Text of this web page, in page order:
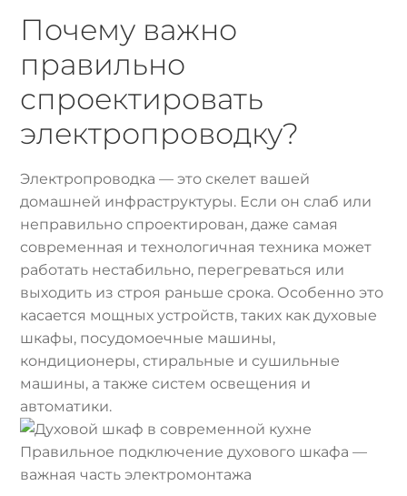
Почему важно
правильно
спроектировать
электропроводку?
Электропроводка — это скелет вашей
домашней инфраструктуры. Если он слаб или
неправильно спроектирован, даже самая
современная и технологичная техника может
работать нестабильно, перегреваться или
выходить из строя раньше срока. Особенно это
касается мощных устройств, таких как духовые
шкафы, посудомоечные машины,
кондиционеры, стиральные и сушильные
машины, а также систем освещения и
автоматики.
Правильное подключение духового шкафа —
важная часть электромонтажа